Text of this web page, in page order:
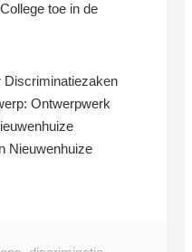
toe in de
Discriminatiezaken
Ontwerpwerk
Nieuwenhuize